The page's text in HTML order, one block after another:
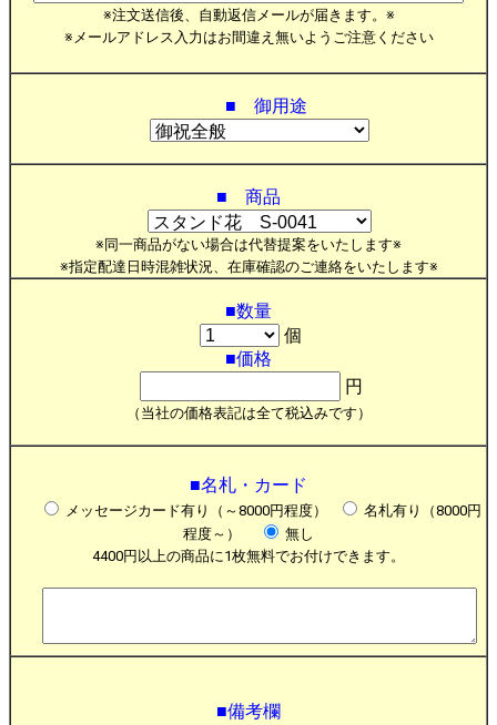
※注文送信後、自動返信メールが届きます。※
※メールアドレス入力はお間違え無いようご注意ください
■ 御用途
■ 商品
※同一商品がない場合は代替提案をいたします※
※指定配達日時混雑状況、在庫確認のご連絡をいたします※
■数量
個
■価格
円
（当社の価格表記は全て税込みです）
■名札・カード
メッセージカード有り（～8000円程度）
名札有り（8000円
程度～）
無し
4400円以上の商品に1枚無料でお付けできます。
■備考欄